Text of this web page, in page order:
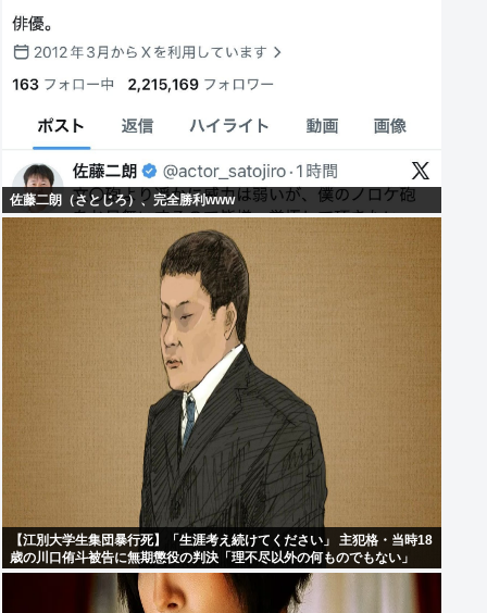
佐藤二朗（さとじろ）、完全勝利www
【江別大学生集団暴行死】「生涯考え続けてください」 主犯格・当時18
歳の川口侑斗被告に無期懲役の判決「理不尽以外の何ものでもない」